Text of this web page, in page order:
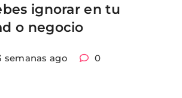
ignorar en tu
o negocio
semanas ago 0